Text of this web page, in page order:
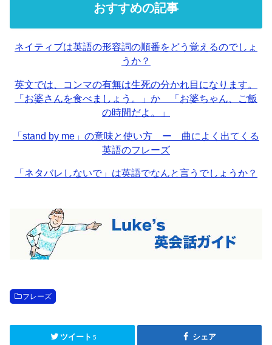
おすすめの記事
ネイティブは英語の形容詞の順番をどう覚えるのでしょ
うか？
英文では、コンマの有無は生死の分かれ目になります。
「お婆さんを食べましょう。」か 「お婆ちゃん、ご飯
の時間だよ。」
「stand by me」の意味と使い方 ー 曲によく出てくる
英語のフレーズ
「ネタバレしないで」は英語でなんと言うでしょうか？
フレーズ
ツイート 5 シェア